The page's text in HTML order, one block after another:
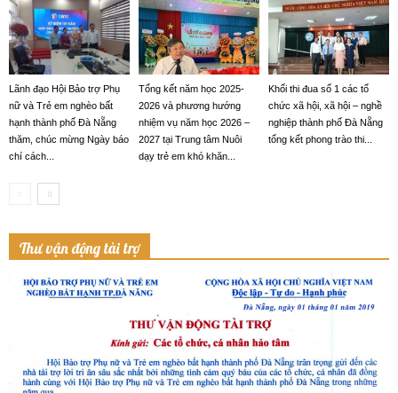
Lãnh đạo Hội Bảo trợ Phụ
nữ và Trẻ em nghèo bất
hạnh thành phố Đà Nẵng
thăm, chúc mừng Ngày báo
chí cách...
Tổng kết năm học 2025-
2026 và phương hướng
nhiệm vụ năm học 2026 –
2027 tại Trung tâm Nuôi
dạy trẻ em khó khăn...
Khối thi đua số 1 các tổ
chức xã hội, xã hội – nghề
nghiệp thành phố Đà Nẵng
tổng kết phong trào thi...
Thư vận động tài trợ